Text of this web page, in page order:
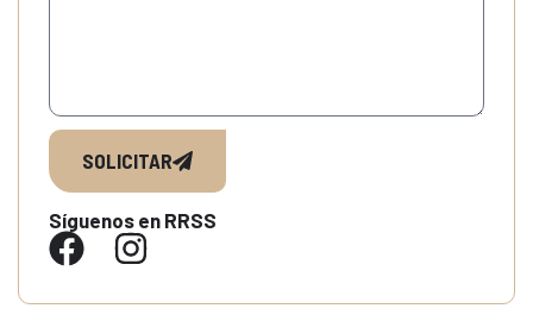
SOLICITAR
Síguenos en RRSS